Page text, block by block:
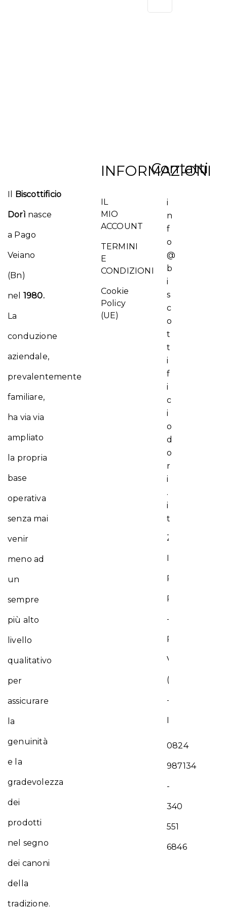
Il Biscottificio
Dorìnasce
a Pago
Veiano
(Bn)
nel 1980.
La
conduzione
aziendale,
prevalentemente
familiare,
ha via via
ampliato
la propria
base
operativa
senza mai
venir
meno ad
un
sempre
più alto
livello
qualitativo
per
assicurare
la
genuinità
e la
gradevolezza
dei
prodotti
nel segno
dei canoni
della
tradizione.
INFORMAZIONI
IL
MIO
ACCOUNT
TERMINI
E
CONDIZIONI
Cookie
Policy
(UE)
Contatti
i
n
f
o
@
b
i
s
c
o
t
t
i
f
i
c
i
o
d
o
r
i
.
i
t
Zona
Industriale
Piana
Romana
-
Pago
Veiano
(BN)
-
Italy
0824
987134
-
340
551
6846